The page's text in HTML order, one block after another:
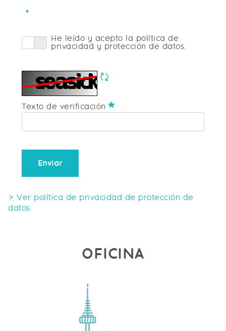
Requerido
He leído y acepto la política de
privacidad y protección de datos.
Requerido
Refrescar CAPTCHA
Texto de verificación Requerido
Enviar
> Ver política de privacidad de protección de
datos
OFICINA